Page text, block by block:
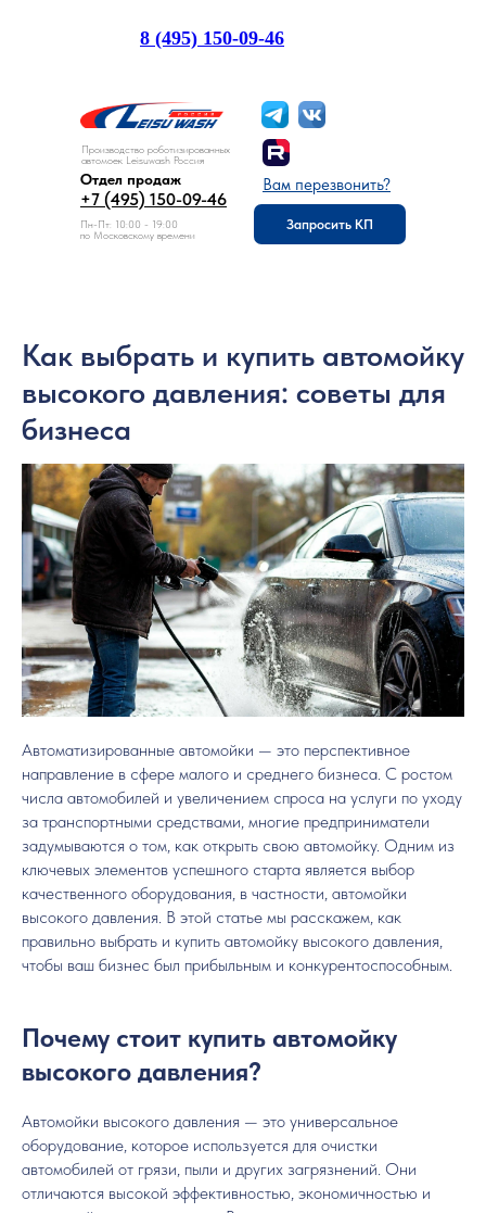
Производство роботизированных
автомоек Leisuwash Россия
+7 (495) 150-09-46
Отдел продаж
Пн-Пт: 10:00 - 19:00
по Московскому времени
Вам перезвонить?
Запросить КП
8 (495) 150-09-46
Как выбрать и купить автомойку
высокого давления: советы для
бизнеса
Автоматизированные автомойки — это перспективное
направление в сфере малого и среднего бизнеса. С ростом
числа автомобилей и увеличением спроса на услуги по уходу
за транспортными средствами, многие предприниматели
задумываются о том, как открыть свою автомойку. Одним из
ключевых элементов успешного старта является выбор
качественного оборудования, в частности, автомойки
высокого давления. В этой статье мы расскажем, как
правильно выбрать и купить автомойку высокого давления,
чтобы ваш бизнес был прибыльным и конкурентоспособным.
Почему стоит купить автомойку
высокого давления?
Автомойки высокого давления — это универсальное
оборудование, которое используется для очистки
автомобилей от грязи, пыли и других загрязнений. Они
отличаются высокой эффективностью, экономичностью и